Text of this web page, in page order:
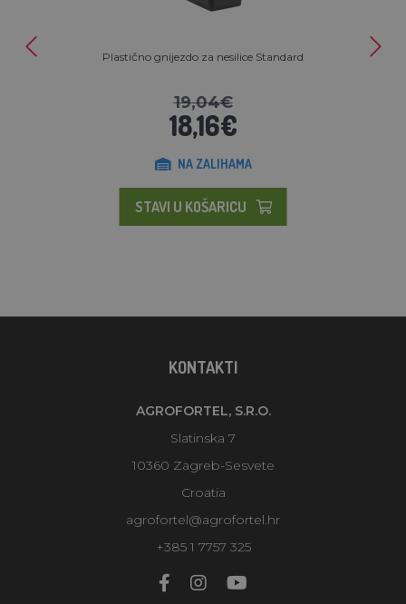
Plastično gnijezdo za nesilice Standard
19,04€
18,16€
NA ZALIHAMA
STAVI U KOŠARICU
KONTAKTI
AGROFORTEL, S.R.O.
Slatinska 7
10360 Zagreb-Sesvete
Croatia
agrofortel@agrofortel.hr
+385 1 7757 325